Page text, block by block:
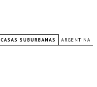
CASAS SUBURBANAS ARGENTINA